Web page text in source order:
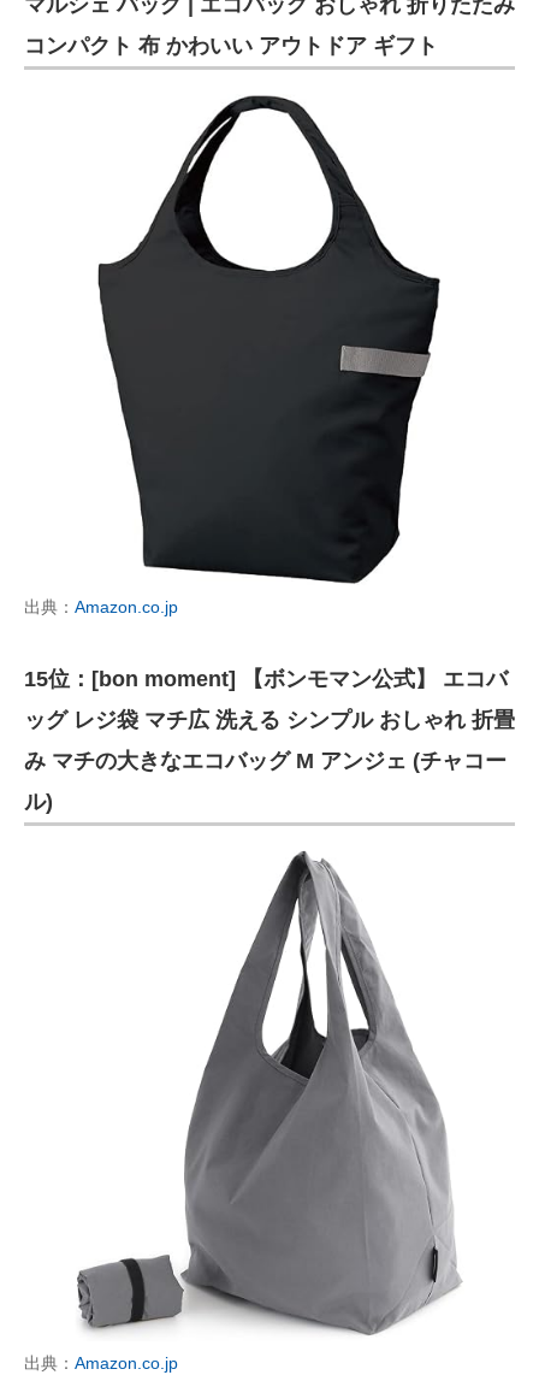
マルシェ バッグ | エコバッグ おしゃれ 折りたたみ
コンパクト 布 かわいい アウトドア ギフト
出典： Amazon.co.jp
15位：[bon moment] 【ボンモマン公式】 エコバ
ッグ レジ袋 マチ広 洗える シンプル おしゃれ 折畳
み マチの大きなエコバッグ M アンジェ (チャコー
ル)
出典： Amazon.co.jp